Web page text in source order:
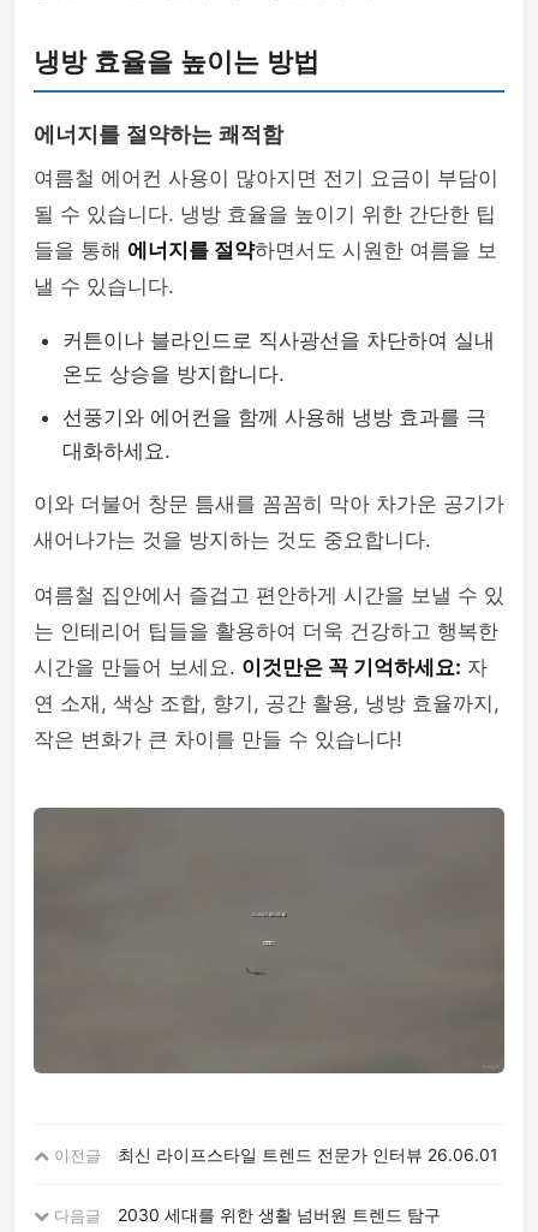
냉방 효율을 높이는 방법
에너지를 절약하는 쾌적함
여름철 에어컨 사용이 많아지면 전기 요금이 부담이
될 수 있습니다. 냉방 효율을 높이기 위한 간단한 팁
들을 통해 에너지를 절약하면서도 시원한 여름을 보
낼 수 있습니다.
커튼이나 블라인드로 직사광선을 차단하여 실내
온도 상승을 방지합니다.
선풍기와 에어컨을 함께 사용해 냉방 효과를 극
대화하세요.
이와 더불어 창문 틈새를 꼼꼼히 막아 차가운 공기가
새어나가는 것을 방지하는 것도 중요합니다.
여름철 집안에서 즐겁고 편안하게 시간을 보낼 수 있
는 인테리어 팁들을 활용하여 더욱 건강하고 행복한
시간을 만들어 보세요. 이것만은 꼭 기억하세요: 자
연 소재, 색상 조합, 향기, 공간 활용, 냉방 효율까지,
작은 변화가 큰 차이를 만들 수 있습니다!
이전글 최신 라이프스타일 트렌드 전문가 인터뷰 26.06.01
다음글
2030 세대를 위한 생활 넘버원 트렌드 탐구